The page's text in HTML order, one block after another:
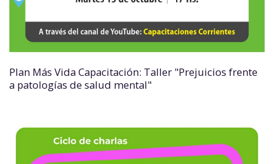
Plan Más Vida Capacitación: Taller "Prejuicios frente
a patologías de salud mental"